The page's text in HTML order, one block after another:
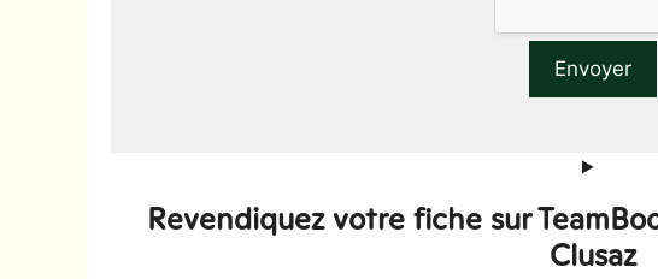
Revendiquez votre fiche sur
Clusaz